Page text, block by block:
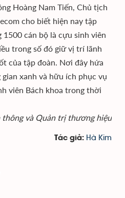
Hoàng Nam Tiến, Chủ tịch
cho biết hiện nay tập
1500 cán bộ là cựu sinh viên
trong số đó giữ vị trí lãnh
của tập đoàn. Nơi đây hứa
xanh và hữu ích phục vụ
viên Bách khoa trong thời
thông và Quản trị thương hiệu
Tác giả: Hà Kim